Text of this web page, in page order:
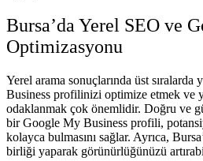
Bursa’da Yerel SEO ve
Optimizasyonu
Yerel arama sonuçlarında üst
Business profilinizi optimize etmek ve
odaklanmak çok önemlidir. Doğru ve
bir Google My Business profili,
kolayca bulmasını sağlar. Ayrıca,
birliği yaparak görünürlüğünüzü